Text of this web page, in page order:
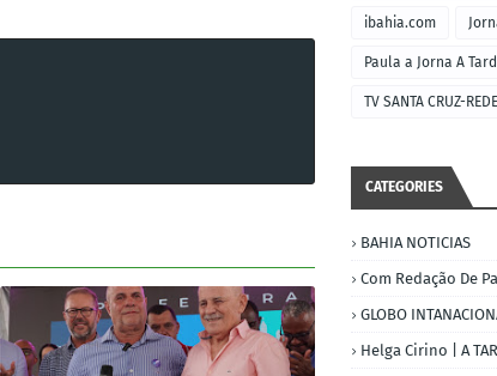
ibahia.com
Paula a Jorna A
TV SANTA CRUZ-
CATEGORIES
BAHIA NOTICIAS
Com Redação De
GLOBO
Helga Cirino | A